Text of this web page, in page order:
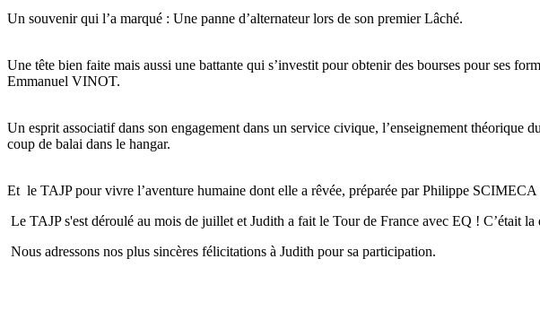
Un souvenir qui l’a marqué : Une panne d’alternateur lors de son premier Lâché.
Une tête bien faite mais aussi une battante qui s’investit pour obtenir des bourses pour ses
Emmanuel VINOT.
Un esprit associatif dans son engagement dans un service civique, l’enseignement
coup de balai dans le hangar.
Et le TAJP pour vivre l’aventure humaine dont elle a rêvée, préparée par Philippe
Le TAJP s'est déroulé au mois de juillet et Judith a fait le Tour de France avec EQ ! C’était
Nous adressons nos plus sincères félicitations à Judith pour sa participation.